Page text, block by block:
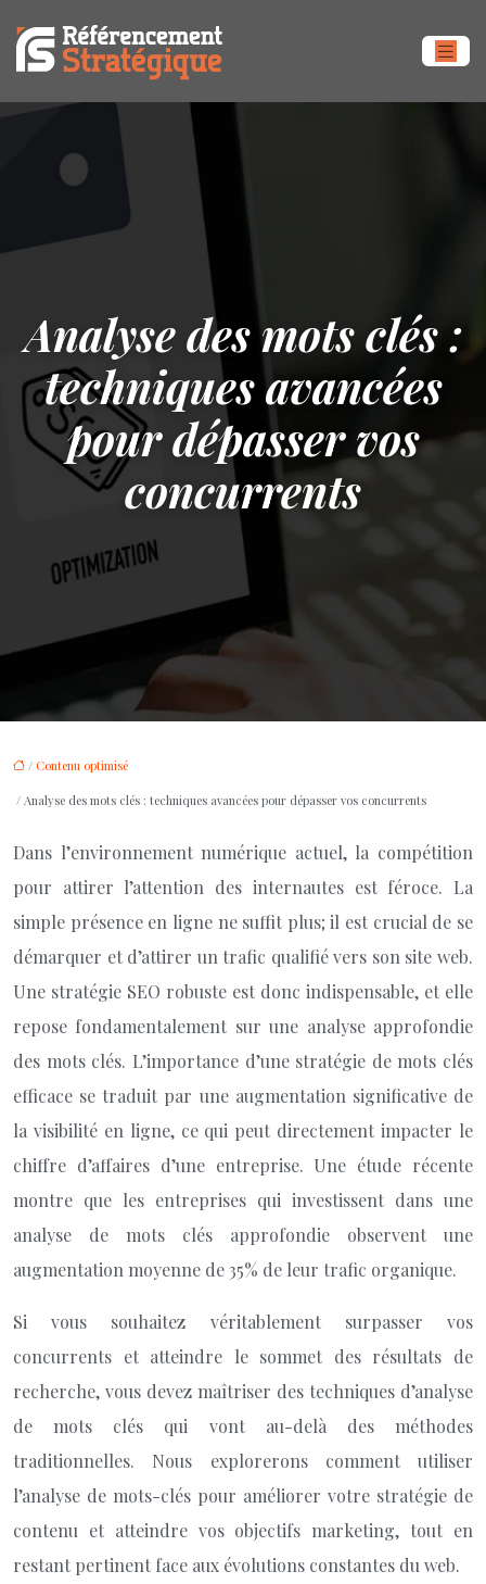
Analyse des mots clés :
techniques avancées
pour dépasser vos
concurrents
/ Contenu optimisé
/ Analyse des mots clés : techniques avancées pour dépasser vos concurrents
Dans l’environnement numérique actuel, la compétition
pour attirer l’attention des internautes est féroce. La
simple présence en ligne ne suffit plus; il est crucial de se
démarquer et d’attirer un trafic qualifié vers son site web.
Une stratégie SEO robuste est donc indispensable, et elle
repose fondamentalement sur une analyse approfondie
des mots clés. L’importance d’une stratégie de mots clés
efficace se traduit par une augmentation significative de
la visibilité en ligne, ce qui peut directement impacter le
chiffre d’affaires d’une entreprise. Une étude récente
montre que les entreprises qui investissent dans une
analyse de mots clés approfondie observent une
augmentation moyenne de 35% de leur trafic organique.
Si vous souhaitez véritablement surpasser vos
concurrents et atteindre le sommet des résultats de
recherche, vous devez maîtriser des techniques d’analyse
de mots clés qui vont au-delà des méthodes
traditionnelles. Nous explorerons comment utiliser
l’analyse de mots-clés pour améliorer votre stratégie de
contenu et atteindre vos objectifs marketing, tout en
restant pertinent face aux évolutions constantes du web.